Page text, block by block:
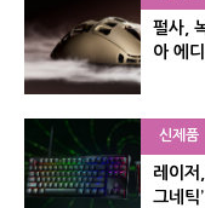
펄사,
아 에디
신제품
레이
그네틱